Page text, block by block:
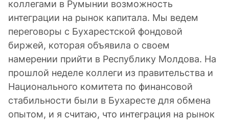
коллегами в Румынии возможность
интеграции на рынок капитала. Мы ведем
переговоры с Бухарестской фондовой
биржей, которая объявила о своем
намерении прийти в Республику Молдова. На
прошлой неделе коллеги из правительства и
Национального комитета по финансовой
стабильности были в Бухаресте для обмена
опытом, и я считаю, что интеграция на рынок